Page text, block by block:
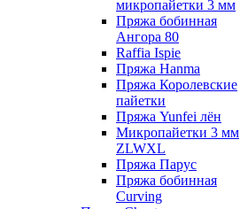
микропайетки 3 мм
Пряжа бобинная
Ангора 80
Raffia Ispie
Пряжа Hanma
Пряжа Королевские
пайетки
Пряжа Yunfei лён
Микропайетки 3 мм
ZLWXL
Пряжа Парус
Пряжа бобинная
Curving